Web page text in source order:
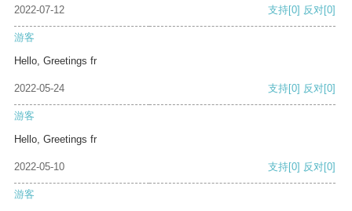
2022-07-12 支持[0] 反对[0]
游客
Hello, Greetings fr
2022-05-24 支持[0] 反对[0]
游客
Hello, Greetings fr
2022-05-10 支持[0] 反对[0]
游客